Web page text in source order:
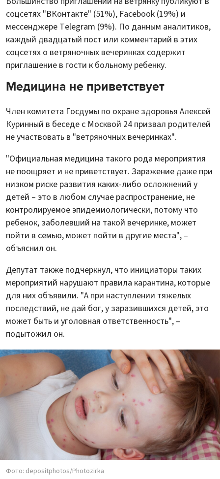
соцсетях "ВКонтакте" (51%), Facebook (19%) и
мессенджере Telegram (9%). По данным аналитиков,
каждый двадцатый пост или комментарий в этих
соцсетях о ветряночных вечеринках содержит
приглашение в гости к больному ребенку.
Медицина не приветствует
Член комитета Госдумы по охране здоровья Алексей
Куринный в беседе с Москвой 24 призвал родителей
не участвовать в "ветряночных вечеринках".
"Официальная медицина такого рода мероприятия
не поощряет и не приветствует. Заражение даже при
низком риске развития каких-либо осложнений у
детей – это в любом случае распространение, не
контролируемое эпидемиологически, потому что
ребенок, заболевший на такой вечеринке, может
пойти в семью, может пойти в другие места", –
объяснил он.
Депутат также подчеркнул, что инициаторы таких
мероприятий нарушают правила карантина, которые
для них объявили. "А при наступлении тяжелых
последствий, не дай бог, у заразившихся детей, это
может быть и уголовная ответственность", –
подытожил он.
Фото: depositphotos/Photozirka